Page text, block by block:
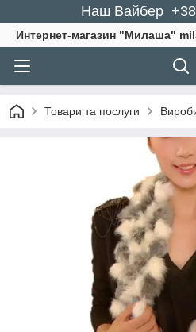
Наш Вайбер
Интернет-магазин "Милаша"
Товари та послуги